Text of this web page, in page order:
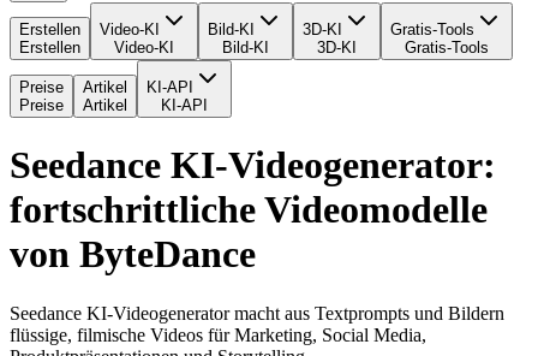
Erstellen
Erstellen
Video-KI
Video-KI
Bild-KI
Bild-KI
3D-KI
3D-KI
Gratis-Tools
Gratis-Tools
Preise
Preise
Artikel
Artikel
KI-API
KI-API
Seedance KI-Videogenerator:
fortschrittliche Videomodelle
von ByteDance
Seedance KI-Videogenerator macht aus Textprompts und Bildern
flüssige, filmische Videos für Marketing, Social Media,